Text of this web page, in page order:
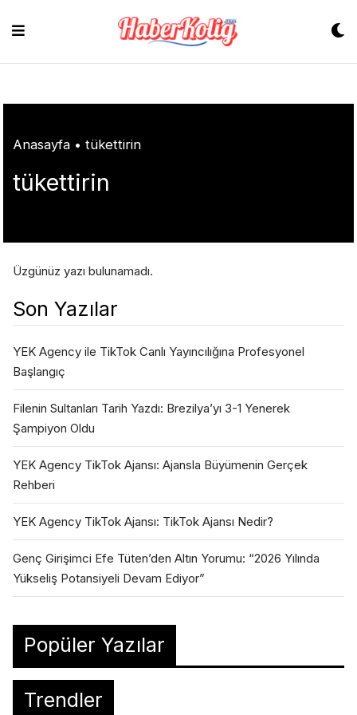
Anasayfa • tükettirin
tükettirin
Üzgünüz yazı bulunamadı.
Son Yazılar
YEK Agency ile TikTok Canlı Yayıncılığına Profesyonel
Başlangıç
Filenin Sultanları Tarih Yazdı: Brezilya’yı 3-1 Yenerek
Şampiyon Oldu
YEK Agency TikTok Ajansı: Ajansla Büyümenin Gerçek
Rehberi
YEK Agency TikTok Ajansı: TikTok Ajansı Nedir?
Genç Girişimci Efe Tüten’den Altın Yorumu: “2026 Yılında
Yükseliş Potansiyeli Devam Ediyor”
Popüler Yazılar
Trendler